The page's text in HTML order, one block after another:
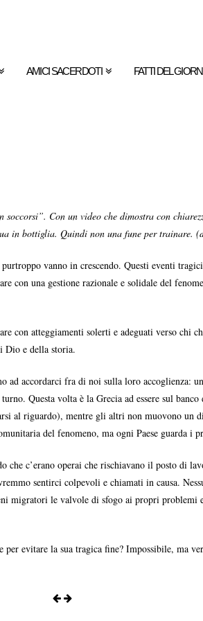
AMICI SACERDOTI FATTI DEL
Con un video che dimostra con
in bottiglia. Quindi non una fune per trainare.
vanno in crescendo. Questi eventi
con una gestione razionale e solidale del
con atteggiamenti solerti e adeguati verso
Dio e della storia.
ad accordarci fra di noi sulla loro accoglienza:
Questa volta è la Grecia ad essere sul
al riguardo), mentre gli altri non muovono
del fenomeno, ma ogni Paese guarda i
c’erano operai che rischiavano il posto di
sentirci colpevoli e chiamati in causa.
migratori le valvole di sfogo ai propri
per evitare la sua tragica fine? Impossibile, ma